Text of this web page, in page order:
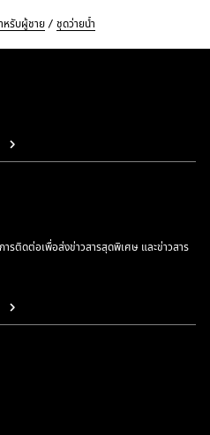
หรับผู้ชาย ชุดว่ายน้ำ
รติดต่อเพื่อส่งข่าวสารสุดพิเศษ และข่าวสาร